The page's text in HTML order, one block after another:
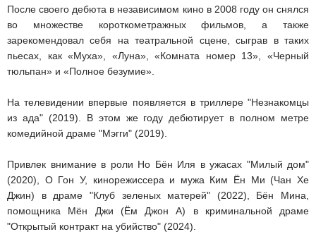
После своего дебюта в независимом кино в 2008 году он снялся
во множестве короткометражных фильмов, а также
зарекомендовал себя на театральной сцене, сыграв в таких
пьесах, как «Муха», «Луна», «Комната номер 13», «Черный
тюльпан» и «Полное безумие».
На телевидении впервые появляется в триллере "Незнакомцы
из ада" (2019). В этом же году дебютирует в полном метре
комедийной драме "Мэгги" (2019).
Привлек внимание в роли Но Бён Иля в ужасах "Милый дом"
(2020), О Гон У, кинорежиссера и мужа Ким Ён Ми (Чан Хе
Джин) в драме "Клуб зеленых матерей" (2022), Бён Мина,
помощника Мён Джи (Ём Джон А) в криминальной драме
"Открытый контракт на убийство" (2024).